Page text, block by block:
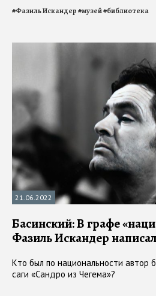
#Фазиль Искандер#музей#библиотека
21.06.2022
Басинский: В графе
Фазиль Искандер
Кто был по национальности автор
саги «Сандро из Чегема»?